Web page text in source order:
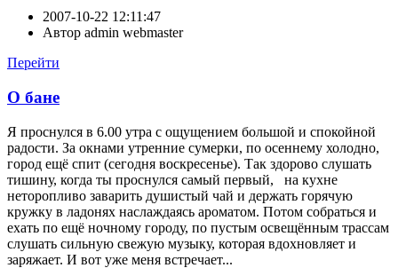
2007-10-22 12:11:47
Автор admin webmaster
Перейти
О бане
Я проснулся в 6.00 утра с ощущением большой и спокойной
радости. За окнами утренние сумерки, по осеннему холодно,
город ещё спит (сегодня воскресенье). Так здорово слушать
тишину, когда ты проснулся самый первый, на кухне
неторопливо заварить душистый чай и держать горячую
кружку в ладонях наслаждаясь ароматом. Потом собраться и
ехать по ещё ночному городу, по пустым освещённым трассам
слушать сильную свежую музыку, которая вдохновляет и
заряжает. И вот уже меня встречает...